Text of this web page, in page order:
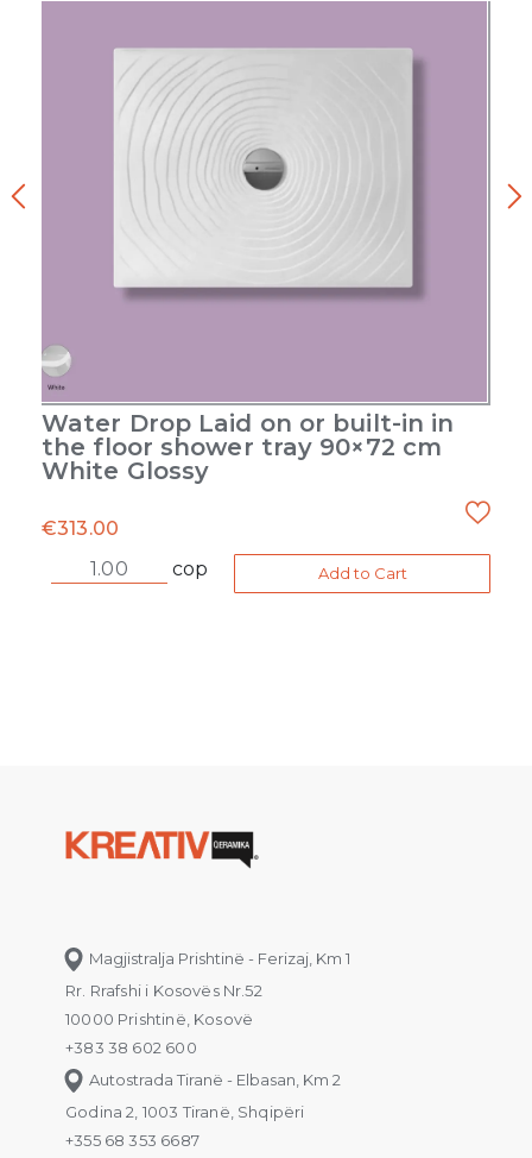
Water Drop Laid on or built-in in
the floor shower tray 90×72 cm
White Glossy
€313.00
cop
Add to Cart
Magjistralja Prishtinë - Ferizaj, Km 1
Rr. Rrafshi i Kosovës Nr.52
10000 Prishtinë, Kosovë
+383 38 602 600
Autostrada Tiranë - Elbasan, Km 2
Godina 2, 1003 Tiranë, Shqipëri
+355 68 353 6687